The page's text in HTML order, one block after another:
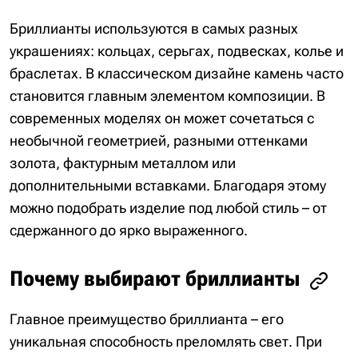
Бриллианты используются в самых разных
украшениях: кольцах, серьгах, подвесках, колье и
браслетах. В классическом дизайне камень часто
становится главным элементом композиции. В
современных моделях он может сочетаться с
необычной геометрией, разными оттенками
золота, фактурным металлом или
дополнительными вставками. Благодаря этому
можно подобрать изделие под любой стиль – от
сдержанного до ярко выраженного.
Почему выбирают бриллианты
Главное преимущество бриллианта – его
уникальная способность преломлять свет. При